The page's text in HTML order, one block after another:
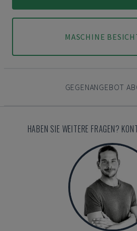
MASCHINE
GEGENANGEBOT
HABEN SIE WEITERE FRAGEN?